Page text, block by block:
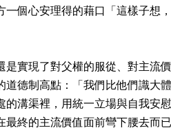
一個心安理得的藉口「這樣子想
是實現了對父權的服從、對主流
道德制高點：「我們比他們識大
的溝渠裡，用統一立場與自我安
終的主流價值面前彎下腰去而已